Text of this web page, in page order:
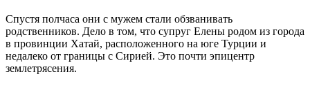
Спустя полчаса они с мужем стали обзванивать
родственников. Дело в том, что супруг Елены родом из города
в провинции Хатай, расположенного на юге Турции и
недалеко от границы с Сирией. Это почти эпицентр
землетрясения.